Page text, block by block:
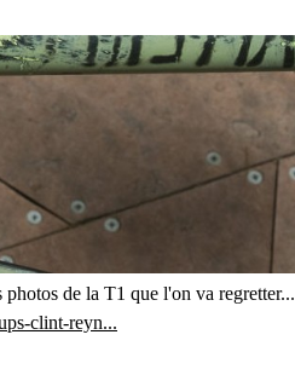
de la T1 que l'on va regretter...
clint-reyn...